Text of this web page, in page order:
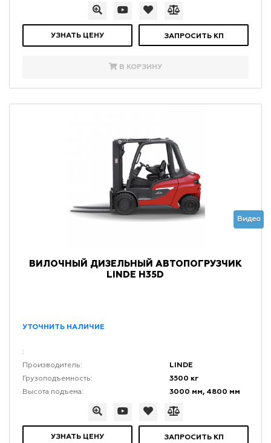
УЗНАТЬ ЦЕНУ ЗАПРОСИТЬ КП
В КОРЗИНУ
Видео
ВИЛОЧНЫЙ ДИЗЕЛЬНЫЙ АВТОПОГРУЗЧИК
LINDE H35D
УТОЧНИТЬ НАЛИЧИЕ
:
Производитель:
LINDE
Грузоподъемность: 3500 кг
Высота подъема: 3000 мм, 4800 мм
УЗНАТЬ ЦЕНУ ЗАПРОСИТЬ КП